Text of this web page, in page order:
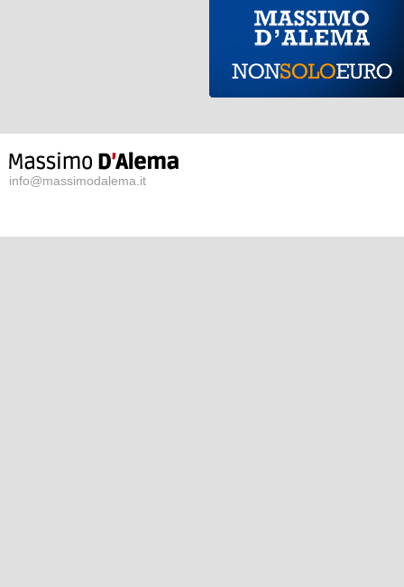
info@massimodalema.it